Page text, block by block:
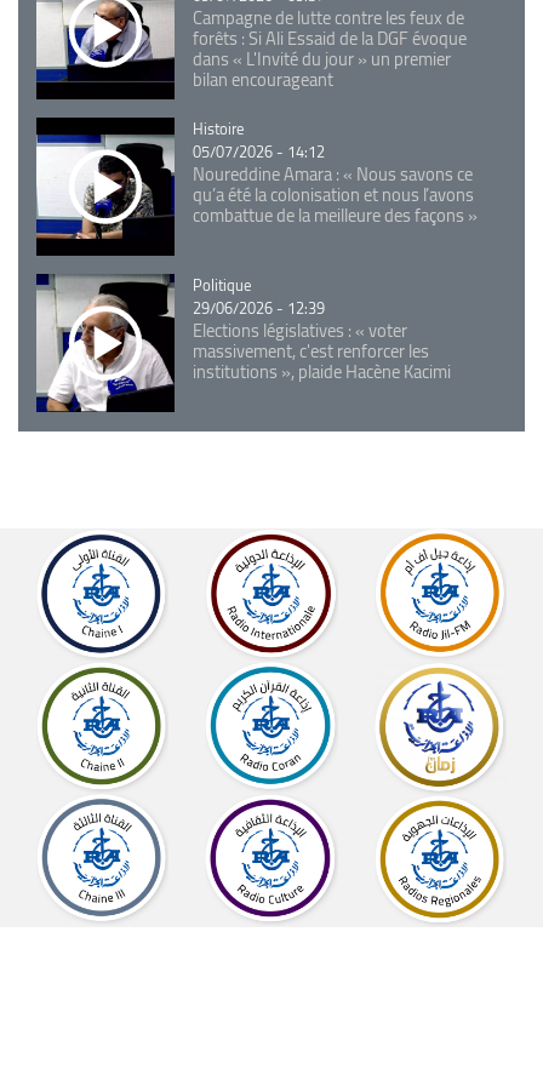
Campagne de lutte contre les feux de
forêts : Si Ali Essaid de la DGF évoque
dans « L'Invité du jour » un premier
bilan encourageant
Catégorie
Histoire
05/07/2026 - 14:12
Noureddine Amara : « Nous savons ce
qu’a été la colonisation et nous l’avons
combattue de la meilleure des façons »
Catégorie
Politique
29/06/2026 - 12:39
Elections législatives : « voter
massivement, c'est renforcer les
institutions », plaide Hacène Kacimi